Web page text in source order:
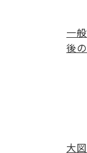
一
後
大